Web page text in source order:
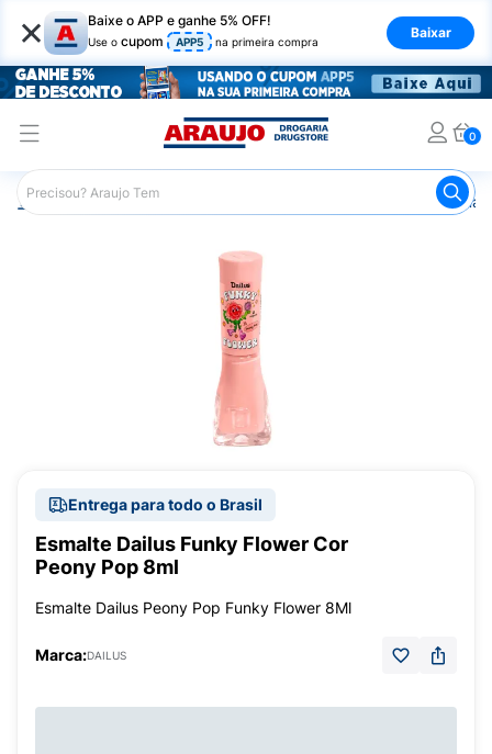
× Baixe o APP e ganhe 5% OFF!
Use o cupom APP5 na primeira compra
Baixar
0
Araujo Beleza e Cuidados
Entrega para todo o Brasil
Esmalte Dailus Funky Flower Cor
Peony Pop 8ml
Esmalte Dailus Peony Pop Funky Flower 8Ml
Marca:DAILUS